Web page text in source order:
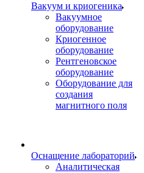
Вакуум и криогеника
Вакуумное
оборудование
Криогенное
оборудование
Рентгеновское
оборудование
Оборудование для
создания
магнитного поля
Оснащение лабораторий
Аналитическая